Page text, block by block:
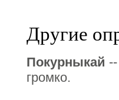
Другие
Покурныкай
громко.